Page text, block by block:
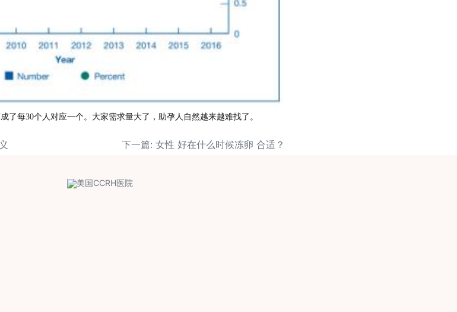
了每30个人对应一个。大家需求量大了，助孕人自然越来越难找了。
下一篇: 女性 好在什么时候冻卵 合适？